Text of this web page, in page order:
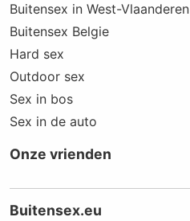
Buitensex in West-Vlaanderen
Buitensex Belgie
Hard sex
Outdoor sex
Sex in bos
Sex in de auto
Onze vrienden
Buitensex.eu